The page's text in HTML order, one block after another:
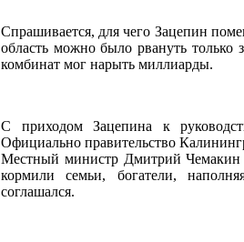
Спрашивается, для чего Зацепин
область можно было рвануть
комбинат мог нарыть миллиарды.
С приходом Зацепина к
Официально правительство
Местный министр Дмитрий Чемакин
кормили семьи, богатели,
соглашался.